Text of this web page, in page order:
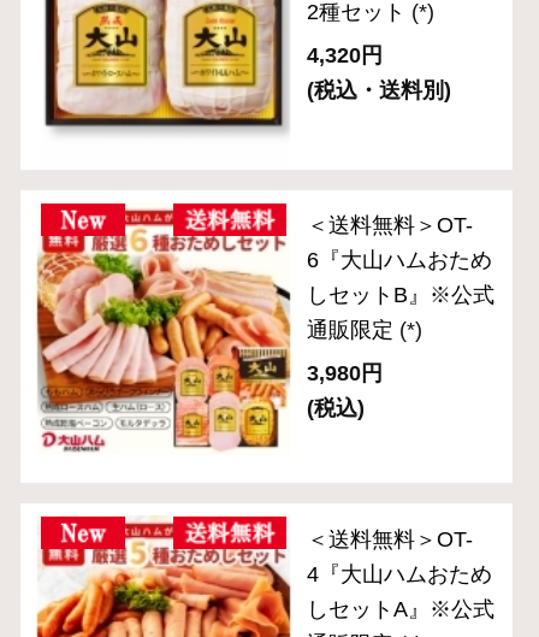
ＯＲ－３８「伝統の
逸品」5種バラエテ
4,320円
(税込・送料別)
ＯＲ－２６ 「伝統
の逸品」乾塩ベーコ
ン入りブロック3種
セット(*)
5,400円
ＯＲ－７ 「伝統の
逸品」焼豚入りブロ
ック3種セット (*)
7,020円